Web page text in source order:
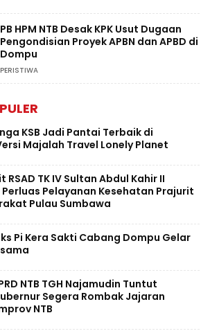
PB HPM NTB Desak KPK Usut Dugaan
Pengondisian Proyek APBN dan APBD di
Dompu
PERISTIWA
KSB Jadi Pantai Terbaik di
Majalah Travel Lonely Planet
RSAD TK IV Sultan Abdul Kahir II
Pelayanan Kesehatan Prajurit
Pulau Sumbawa
Pi Kera Sakti Cabang Dompu Gelar
NTB TGH Najamudin Tuntut
Segera Rombak Jajaran
NTB